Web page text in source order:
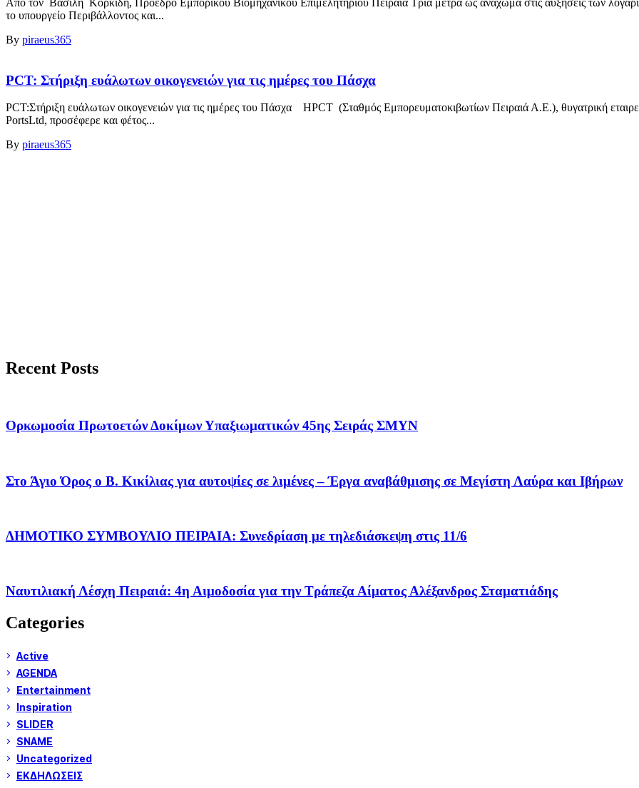
Από τον Βασίλη Κορκίδη, Πρόεδρο Εμπορικού Βιομηχανικού Επιμελητηρίου Πειραιά Τρία μέτρα ως ανάχωμα στις αυξήσεις των
το υπουργείο Περιβάλλοντος και...
By piraeus365
PCT: Στήριξη ευάλωτων οικογενειών για τις ημέρες του Πάσχα
PCT:Στήριξη ευάλωτων οικογενειών για τις ημέρες του Πάσχα HPCT (Σταθμός Εμπορευματοκιβωτίων Πειραιά Α.Ε.), θυγατρική
PortsLtd, προσέφερε και φέτος...
By piraeus365
Recent Posts
Ορκωμοσία Πρωτοετών Δοκίμων Υπαξιωματικών 45ης Σειράς ΣΜΥΝ
Στο Άγιο Όρος ο Β. Κικίλιας για αυτοψίες σε λιμένες – Έργα αναβάθμισης σε Μεγίστη Λαύρα και Ιβήρων
ΔΗΜΟΤΙΚΟ ΣΥΜΒΟΥΛΙΟ ΠΕΙΡΑΙΑ: Συνεδρίαση με τηλεδιάσκεψη στις 11/6
Ναυτιλιακή Λέσχη Πειραιά: 4η Αιμοδοσία για την Τράπεζα Αίματος Αλέξανδρος Σταματιάδης
Categories
Active
AGENDA
Entertainment
Inspiration
SLIDER
SNAME
Uncategorized
ΕΚΔΗΛΩΣΕΙΣ